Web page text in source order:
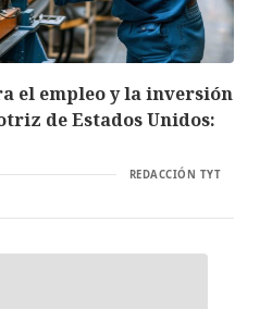
el empleo y la inversión
de Estados Unidos:
REDACCIÓN TYT